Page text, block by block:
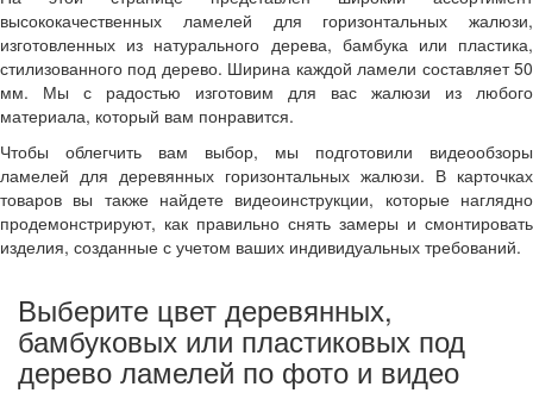
высококачественных ламелей для горизонтальных жалюзи,
изготовленных из натурального дерева, бамбука или пластика,
стилизованного под дерево. Ширина каждой ламели составляет 50
мм. Мы с радостью изготовим для вас жалюзи из любого
материала, который вам понравится.
Чтобы облегчить вам выбор, мы подготовили видеообзоры
ламелей для деревянных горизонтальных жалюзи. В карточках
товаров вы также найдете видеоинструкции, которые наглядно
продемонстрируют, как правильно снять замеры и смонтировать
изделия, созданные с учетом ваших индивидуальных требований.
Выберите цвет деревянных,
бамбуковых или пластиковых под
дерево ламелей по фото и видео